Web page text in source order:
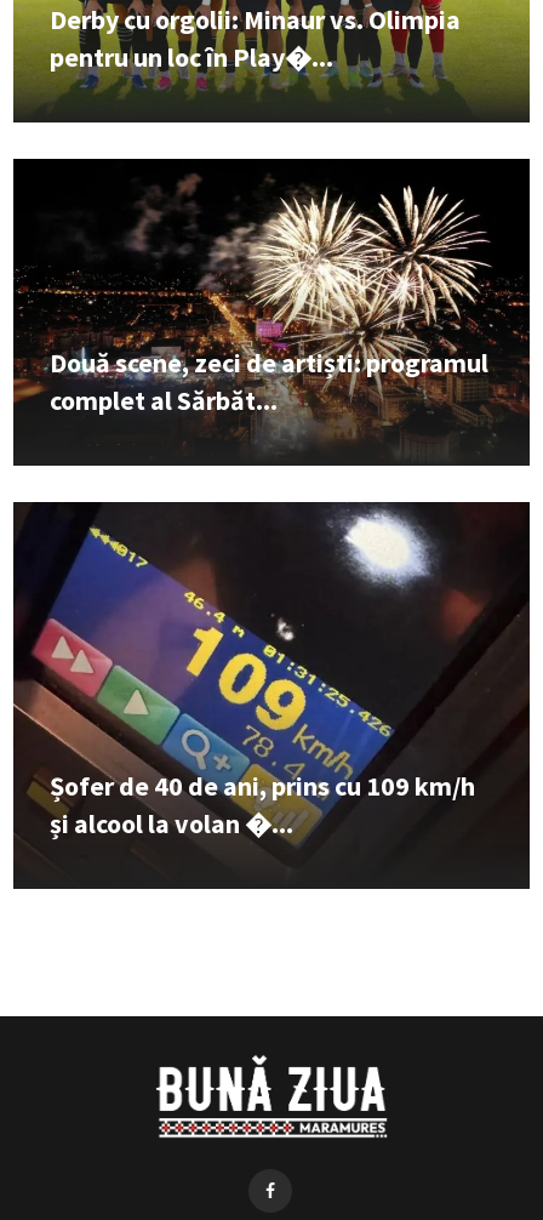
Derby cu orgolii: Minaur vs. Olimpia
pentru un loc în Play�...
Două scene, zeci de artiști: programul
complet al Sărbăt...
Șofer de 40 de ani, prins cu 109 km/h
și alcool la volan �...